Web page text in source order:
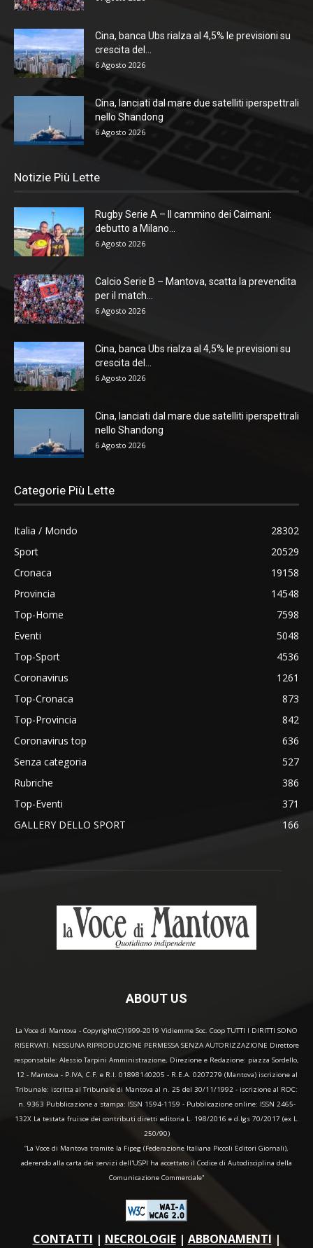
Cina, banca Ubs rialza al 4,5% le previsioni su
crescita del...
6 Agosto 2026
Cina, lanciati dal mare due satelliti iperspettrali
nello Shandong
6 Agosto 2026
Notizie Più Lette
Rugby Serie A – Il cammino dei Caimani:
debutto a Milano...
6 Agosto 2026
Calcio Serie B – Mantova, scatta la prevendita
per il match...
6 Agosto 2026
Cina, banca Ubs rialza al 4,5% le previsioni su
crescita del...
6 Agosto 2026
Cina, lanciati dal mare due satelliti iperspettrali
nello Shandong
6 Agosto 2026
Categorie Più Lette
Italia / Mondo
28302
Sport
20529
Cronaca
19158
Provincia
14548
Top-Home
7598
Eventi
5048
Top-Sport
4536
Coronavirus
1261
Top-Cronaca
873
Top-Provincia
842
Coronavirus top
636
Senza categoria
527
Rubriche
386
Top-Eventi
371
GALLERY DELLO SPORT
166
ABOUT US
La Voce di Mantova - Copyright(C)1999-2019 Vidiemme Soc. Coop TUTTI I DIRITTI SONO
RISERVATI. NESSUNA RIPRODUZIONE PERMESSA SENZA AUTORIZZAZIONE Direttore
responsabile: Alessio Tarpini Amministrazione, Direzione e Redazione: piazza Sordello,
12 - Mantova - P.IVA, C.F. e R.I. 01898140205 - R.E.A. 0207279 (Mantova) iscrizione al
Tribunale: iscritta al Tribunale di Mantova al n. 25 del 30/11/1992 - iscrizione al ROC:
n. 9363 Pubblicazione a stampa: ISSN 1594-1159 - Pubblicazione online: ISSN 2465-
132X La testata fruisce dei contributi diretti editoria L. 198/2016 e d.lgs 70/2017 (ex L.
250/90)
“La Voce di Mantova tramite la Fipeg (Federazione Italiana Piccoli Editori Giornali),
aderendo alla carta dei servizi dell'USPI ha accettato il Codice di Autodisciplina della
Comunicazione Commerciale"
CONTATTI | NECROLOGIE| ABBONAMENTI |